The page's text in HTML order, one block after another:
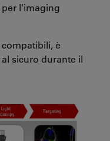
per l'imaging
è
sicuro durante il